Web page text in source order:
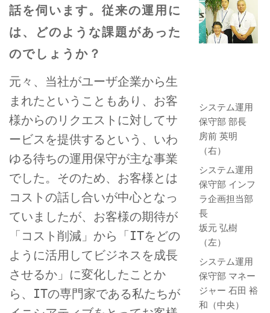
システム運用
保守部 部長
房前 英明
（右）
システム運用
保守部 インフ
ラ企画担当部
長
坂元 弘樹
（左）
システム運用
保守部 マネー
ジャー 石田 裕
和（中央）
話を伺います。 従来の運用に
は、どのような課題があった
のでしょうか？
元々、当社がユーザ企業から生
まれたということもあり、お客
様からのリクエストに対してサ
ービスを提供するという、いわ
ゆる待ちの運用保守が主な事業
でした。そのため、お客様とは
コストの話し合いが中心となっ
ていましたが、お客様の期待が
「コスト削減」から「ITをどの
ように活用してビジネスを成長
させるか」に変化したことか
ら、ITの専門家である私たちが